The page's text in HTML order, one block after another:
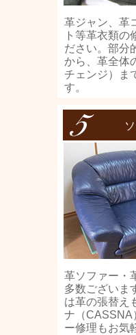
革ジャン、革
ト等革衣類の
ださい。部分
から、革全体
チェンジ）ま
す。
革ソファー・
多数ございま
は革の張替え
ナ（CASSNA
ー修理もお気